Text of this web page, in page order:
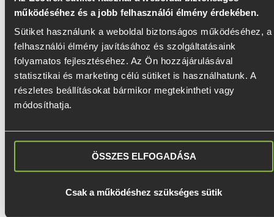
működéséhez és a jobb felhasználói élmény érdekében.
Sütiket használunk a weboldal biztonságos működéséhez, a
felhasználói élmény javításához és szolgáltatásaink
folyamatos fejlesztéséhez. Az Ön hozzájárulásával
statisztikai és marketing célú sütiket is használhatunk. A
részletes beállításokat bármikor megtekintheti vagy
módosíthatja.
ÖSSZES ELFOGADÁSA
Csak a működéshez szükséges sütik
Sokan próbálkoznak azzal, hogy egy
betonalapban alakítanak ki egy viszonylag fix
helyet a napernyő elhelyezésére, pedig ennél
sokkal egyszerűbben is megoldható a
rögzítése, mégpedig beton felhasználása
nélkül.
szállíthatod, nem lesz helyhez kötve.
a talajcsavar kerti felhasználásának számtalan